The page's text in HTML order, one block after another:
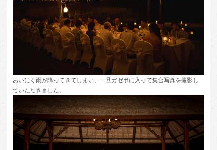
あいにく雨が降ってきてしまい、一旦ガゼボに入って集合写真を撮影し
ていただきました。